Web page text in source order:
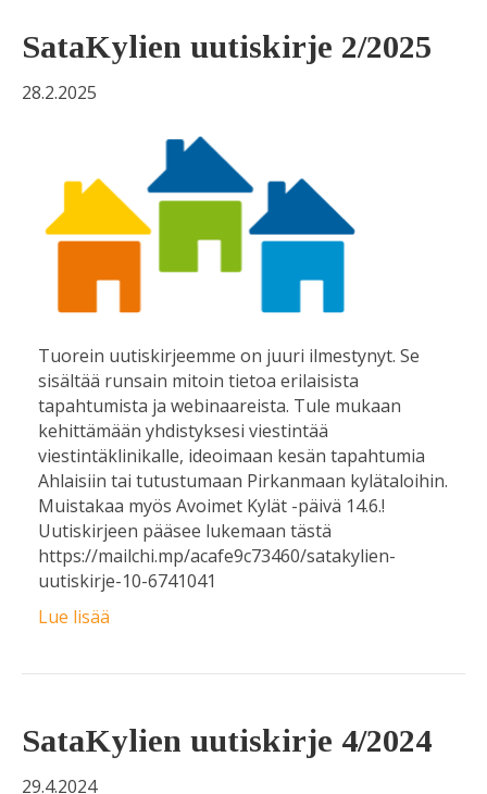
SataKylien uutiskirje 2/2025
28.2.2025
Tuorein uutiskirjeemme on juuri ilmestynyt. Se
sisältää runsain mitoin tietoa erilaisista
tapahtumista ja webinaareista. Tule mukaan
kehittämään yhdistyksesi viestintää
viestintäklinikalle, ideoimaan kesän tapahtumia
Ahlaisiin tai tutustumaan Pirkanmaan kylätaloihin.
Muistakaa myös Avoimet Kylät -päivä 14.6.!
Uutiskirjeen pääsee lukemaan tästä
https://mailchi.mp/acafe9c73460/satakylien-
uutiskirje-10-6741041
Lue lisää
SataKylien uutiskirje 4/2024
29.4.2024